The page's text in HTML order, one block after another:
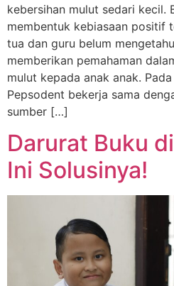
kebersihan mulut sedari kecil.
membentuk kebiasaan positif
tua dan guru belum
memberikan pemahaman
mulut kepada anak anak.
Pepsodent bekerja sama
sumber […]
Darurat Buku
Ini Solusinya!